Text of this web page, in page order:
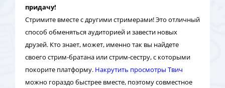
придачу!
Стримите вместе с другими стримерами! Это отличный
способ обменяться аудиторией и завести новых
друзей. Кто знает, может, именно так вы найдете
своего стрим-братана или стрим-сестру, с которыми
покорите платформу. Накрутить просмотры Твич
можно гораздо быстрее вместе, поэтому совместное